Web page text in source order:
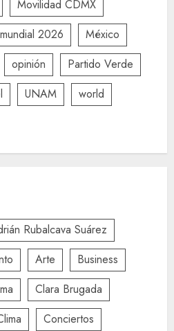
Movilidad CDMX
mundial 2026
México
opinión
Partido Verde
UNAM
world
Rubalcava Suárez
Arte
Business
Clara Brugada
Conciertos